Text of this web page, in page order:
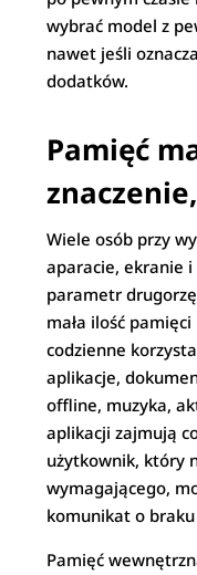
wybrać model z
nawet jeśli
dodatków.
Pamięć
Wiele osób przy
aparacie, ekranie
parametr
mała ilość
codzienne
aplikacje,
offline, muzyka,
aplikacji zajmują
użytkownik, który
wymagającego,
komunikat o
Pamięć